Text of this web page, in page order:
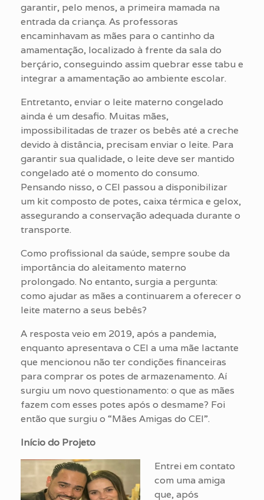
garantir, pelo menos, a primeira mamada na
entrada da criança. As professoras
encaminhavam as mães para o cantinho da
amamentação, localizado à frente da sala do
berçário, conseguindo assim quebrar esse tabu e
integrar a amamentação ao ambiente escolar.
Entretanto, enviar o leite materno congelado
ainda é um desafio. Muitas mães,
impossibilitadas de trazer os bebês até a creche
devido à distância, precisam enviar o leite. Para
garantir sua qualidade, o leite deve ser mantido
congelado até o momento do consumo.
Pensando nisso, o CEI passou a disponibilizar
um kit composto de potes, caixa térmica e gelox,
assegurando a conservação adequada durante o
transporte.
Como profissional da saúde, sempre soube da
importância do aleitamento materno
prolongado. No entanto, surgia a pergunta:
como ajudar as mães a continuarem a oferecer o
leite materno a seus bebês?
A resposta veio em 2019, após a pandemia,
enquanto apresentava o CEI a uma mãe lactante
que mencionou não ter condições financeiras
para comprar os potes de armazenamento. Aí
surgiu um novo questionamento: o que as mães
fazem com esses potes após o desmame? Foi
então que surgiu o “Mães Amigas do CEI”.
Início do Projeto
Entrei em contato
com uma amiga
que, após